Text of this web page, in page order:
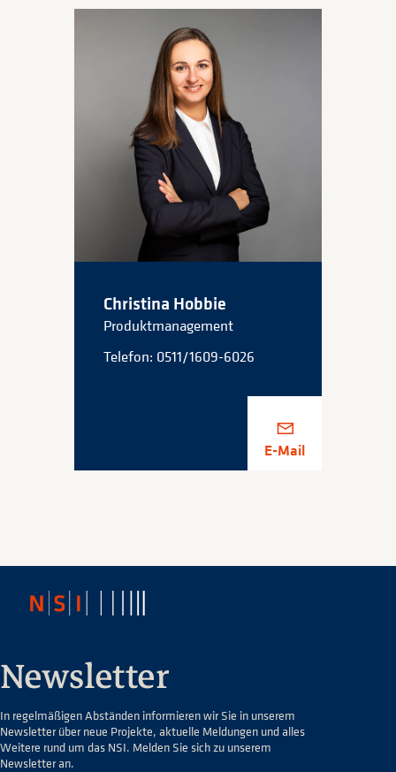
Christina Hobbie
Produktmanagement
Telefon: 0511/1609-6026
E-Mail
Newsletter
In regelmäßigen Abständen informieren wir Sie in unserem
Newsletter über neue Projekte, aktuelle Meldungen und alles
Weitere rund um das NSI. Melden Sie sich zu unserem
Newsletter an.